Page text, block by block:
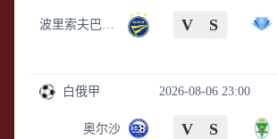
V S
2026-08-06 23:00
白俄甲
奥尔沙 V S